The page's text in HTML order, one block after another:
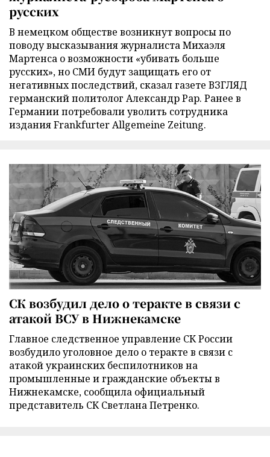
русских
В немецком обществе возникнут вопросы по
поводу высказывания журналиста Михаэля
Мартенса о возможности «убивать больше
русских», но СМИ будут защищать его от
негативных последствий, сказал газете ВЗГЛЯД
германский политолог Александр Рар. Ранее в
Германии потребовали уволить сотрудника
издания Frankfurter Allgemeine Zeitung.
СК возбудил дело о теракте в связи с
атакой ВСУ в Нижнекамске
Главное следственное управление СК России
возбудило уголовное дело о теракте в связи с
атакой украинских беспилотников на
промышленные и гражданские объекты в
Нижнекамске, сообщила официальный
представитель СК Светлана Петренко.